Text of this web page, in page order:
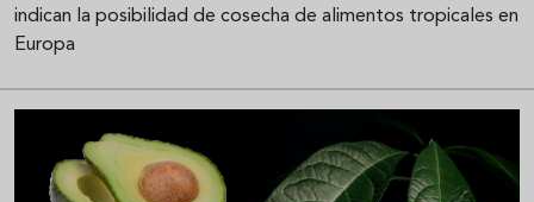
indican la posibilidad de cosecha de alimentos tropicales en
Europa